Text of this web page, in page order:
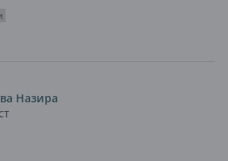
Назира